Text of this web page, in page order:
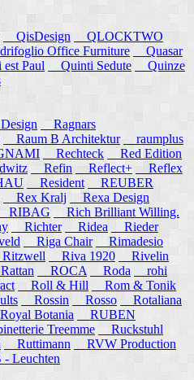
QisDesign
QLOCKTWO
Office Furniture
Quasar
Paul Quinti Sedute
Quinze
Ragnars
Raum B Architektur raumplus
Rechteck
Red Edition
Refin Reflect+
Reflex
Resident
REUBER
Rex Kralj
Rexa Design
RIBAG
Rich Brilliant Willing.
Richter Ridea
Rieder
Riga Chair
Rimadesio
Riva 1920
Rivelin
ROCA Roda
rohi
Roll & Hill
Rom & Tonik
Rossin Rosso
Rotaliana
Botania
RUBEN
Treemme
Ruckstuhl
Ruttimann
RVW Production
Leuchten